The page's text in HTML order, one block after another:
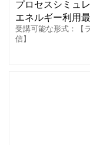
プロセスシミュ
エネルギー利用
受講可能な形式：【
信】